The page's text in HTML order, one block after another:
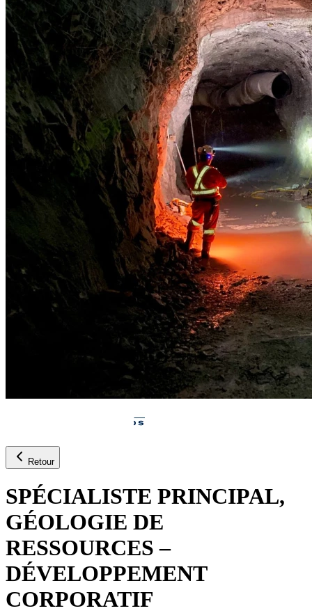
Retour
SPÉCIALISTE PRINCIPAL,
GÉOLOGIE DE
RESSOURCES –
DÉVELOPPEMENT
CORPORATIF